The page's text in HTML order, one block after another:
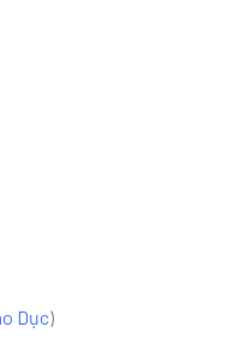
Dục)